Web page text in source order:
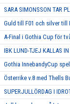
SARA SIMONSSON TAR
Guld till F01 och silver till
A-Final i Gothia Cup för
IBK LUND-TJEJ KALLAS
Gothia InnebandyCup
Österrike v.8 med Thells
SUPERJULLÖRDAG I